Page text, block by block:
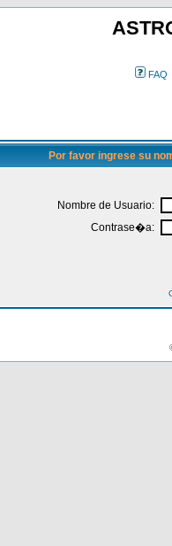
FAQ
Por favor ingrese su
Nombre de Usuario:
Contrase�a: